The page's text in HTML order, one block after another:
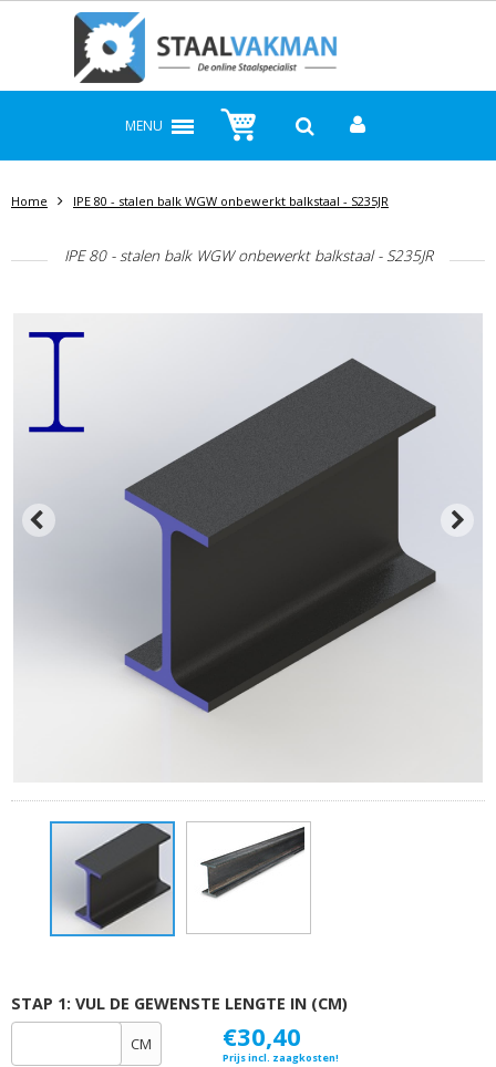
MENU
Home IPE 80 - stalen balk WGW onbewerkt balkstaal - S235JR
IPE 80 - stalen balk WGW onbewerkt balkstaal - S235JR
STAP 1: VUL DE GEWENSTE LENGTE IN (CM)
CM €30,40
Prijs incl. zaagkosten!